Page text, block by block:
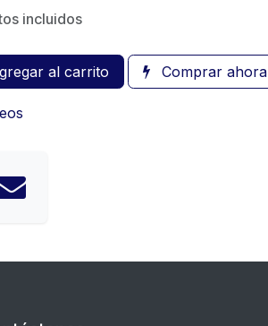
incluidos
al carrito Comprar ahora